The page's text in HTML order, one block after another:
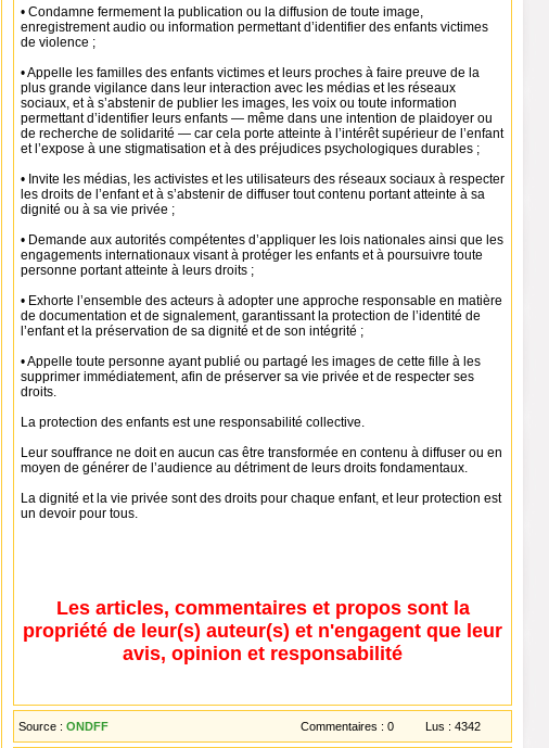
• Condamne fermement la publication ou la diffusion de toute image,
enregistrement audio ou information permettant d’identifier des enfants victimes
de violence ;
• Appelle les familles des enfants victimes et leurs proches à faire preuve de la
plus grande vigilance dans leur interaction avec les médias et les réseaux
sociaux, et à s’abstenir de publier les images, les voix ou toute information
permettant d’identifier leurs enfants — même dans une intention de plaidoyer ou
de recherche de solidarité — car cela porte atteinte à l’intérêt supérieur de l’enfant
et l’expose à une stigmatisation et à des préjudices psychologiques durables ;
• Invite les médias, les activistes et les utilisateurs des réseaux sociaux à respecter
les droits de l’enfant et à s’abstenir de diffuser tout contenu portant atteinte à sa
dignité ou à sa vie privée ;
• Demande aux autorités compétentes d’appliquer les lois nationales ainsi que les
engagements internationaux visant à protéger les enfants et à poursuivre toute
personne portant atteinte à leurs droits ;
• Exhorte l’ensemble des acteurs à adopter une approche responsable en matière
de documentation et de signalement, garantissant la protection de l’identité de
l’enfant et la préservation de sa dignité et de son intégrité ;
• Appelle toute personne ayant publié ou partagé les images de cette fille à les
supprimer immédiatement, afin de préserver sa vie privée et de respecter ses
droits.
La protection des enfants est une responsabilité collective.
Leur souffrance ne doit en aucun cas être transformée en contenu à diffuser ou en
moyen de générer de l’audience au détriment de leurs droits fondamentaux.
La dignité et la vie privée sont des droits pour chaque enfant, et leur protection est
un devoir pour tous.
Les articles, commentaires et propos sont la
propriété de leur(s) auteur(s) et n'engagent que leur
avis, opinion et responsabilité
Source : ONDFF Commentaires : 0 Lus : 4342